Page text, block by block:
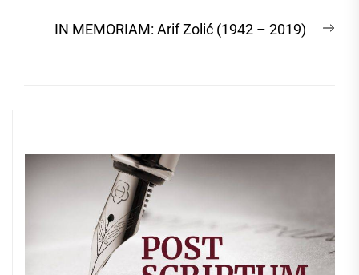
IN MEMORIAM: Arif Zolić (1942 – 2019)